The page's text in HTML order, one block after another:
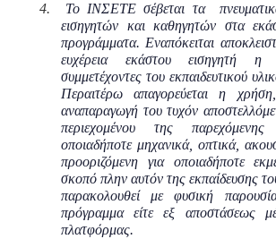
4.
Το ΙΝΣΕΤΕ σέβεται τα
εισηγητών και καθηγητών στα
προγράμματα. Εναπόκειται
ευχέρεια εκάστου εισηγητή η
συμμετέχοντες του εκπαιδευτικού
Περαιτέρω απαγορεύεται η
αναπαραγωγή του τυχόν
περιεχομένου της
οποιαδήποτε μηχανικά, οπτικά,
προοριζόμενη για οποιαδήποτε
σκοπό πλην αυτόν της εκπαίδευσης
παρακολουθεί με φυσική
πρόγραμμα είτε εξ αποστάσεως
πλατφόρμας.